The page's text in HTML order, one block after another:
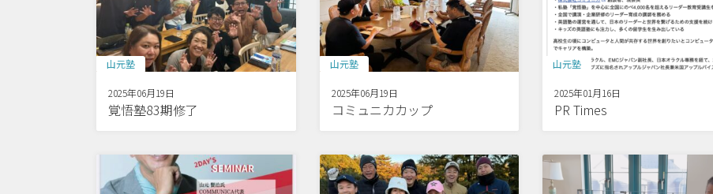
山元塾
2025年06月19日
覚悟塾83期修了
山元塾
2025年06月19日
コミュニカカップ
山元塾
2025年01月16日
PR Times